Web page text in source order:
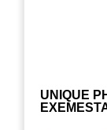
UNIQUE